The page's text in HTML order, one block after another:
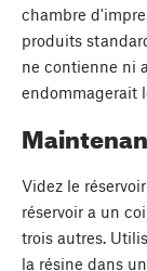
chambre
produits
ne contienne ni
endommagerait
Videz le
réservoir a un
trois autres.
la résine dans